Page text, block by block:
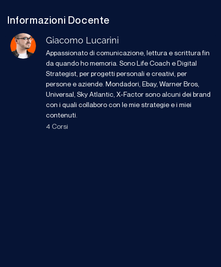
Informazioni Docente
Giacomo Lucarini
Appassionato di comunicazione, lettura e scrittura fin
da quando ho memoria. Sono Life Coach e Digital
Strategist, per progetti personali e creativi, per
persone e aziende. Mondadori, Ebay, Warner Bros,
Universal, Sky Atlantic, X-Factor sono alcuni dei brand
con i quali collaboro con le mie strategie e i miei
contenuti.
4 Corsi